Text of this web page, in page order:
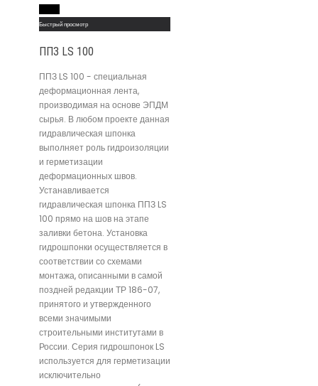
Быстрый просмотр
ППЗ LS 100
ППЗ LS 100 - специальная
деформационная лента,
производимая на основе ЭПДМ
сырья. В любом проекте данная
гидравлическая шпонка
выполняет роль гидроизоляции
и герметизации
деформационных швов.
Устанавливается
гидравлическая шпонка ППЗ LS
100 прямо на шов на этапе
заливки бетона. Установка
гидрошпонки осуществляется в
соответствии со схемами
монтажа, описанными в самой
поздней редакции ТР 186-07,
принятого и утвержденного
всеми значимыми
строительными институтами в
России. Серия гидрошпонок LS
используется для герметизации
исключительно